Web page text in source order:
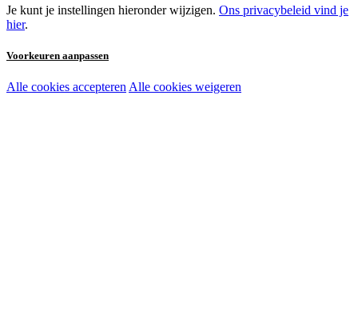
Je kunt je instellingen hieronder wijzigen. Ons privacybeleid vind je
hier.
Voorkeuren aanpassen
Noodzakelijke cookies:
Alle cookies accepteren Alle cookies weigeren